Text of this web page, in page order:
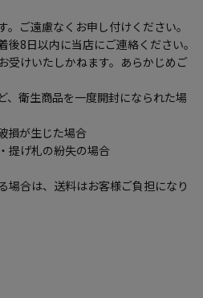
ご遠慮なくお申し付けください。
8日以内に当店にご連絡ください。
けいたしかねます。あらかじめご
衛生商品を一度開封になられた場
損が生じた場合
提げ札の紛失の場合
合は、送料はお客様ご負担になり